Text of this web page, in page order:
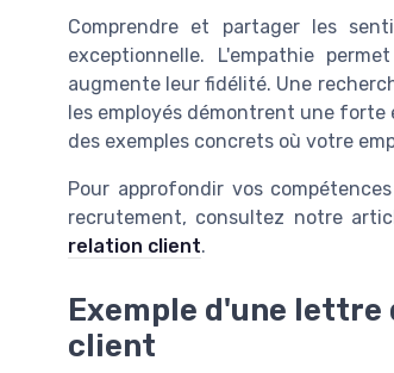
Comprendre et partager les
exceptionnelle. L'empathie
augmente leur fidélité. Une
les employés démontrent une forte
des exemples concrets où votre
Pour approfondir vos
recrutement, consultez notre
relation client.
Exemple d'une
client